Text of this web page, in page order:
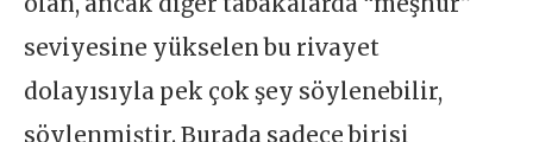
seviyesine yükselen bu rivayet
dolayısıyla pek çok şey söylenebilir,
söylenmiştir. Burada sadece birisi